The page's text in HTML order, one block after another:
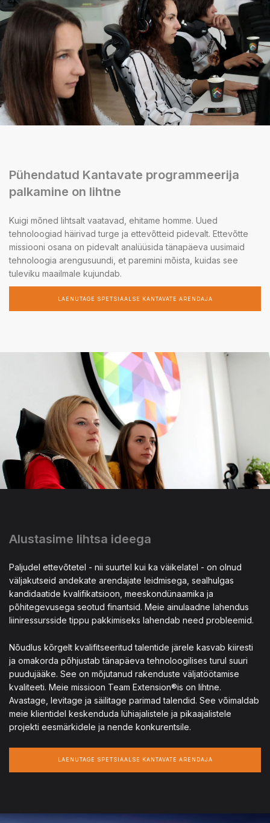
Pühendatud Kantavate programmeerija
palkamine on lihtne
Kuigi mõned lihtsalt vaatavad, ehitame homme. Uued
tehnoloogiad häirivad turge ja ettevõtteid pidevalt. Ettevõtte
missiooni osana on pidevalt analüüsida tänapäeva uusimaid
tehnoloogia arengusuundi, et paremini mõista, kuidas see
tuleviku maailmale kujundab.
LAENUTAGE SPETSIAALSE KANTAVATE ARENDAJA
Alustasime lihtsa ideega
Paljudel ettevõtetel - nii suurtel kui ka väikelatel - on olnud
väljakutseid andekate arendajate leidmisega, sealhulgas
kandidaatide kvalifikatsioon, meeskondünaamika ja
põhitegevusega seotud finantsid. Meie ainulaadne lahendus
liiniressursside tippu pakkimiseks lahendab need probleemid.
Nõudlus kõrgelt kvalifitseeritud talentide järele kasvab kiiresti
ja omakorda põhjustab tänapäeva tehnoloogilises turul suuri
puudujääke. See on mõjutanud rakenduste väljatöötamise
kvaliteeti. Meie missioon Team Extension®is on lihtne.
Avastage, levitage ja säilitage parimad talendid. See võimaldab
meie klientidel keskenduda lühiajalistele ja pikaajalistele
projekti eesmärkidele ja nende konkurentsile.
LAENUTAGE SPETSIAALSE KANTAVATE ARENDAJA